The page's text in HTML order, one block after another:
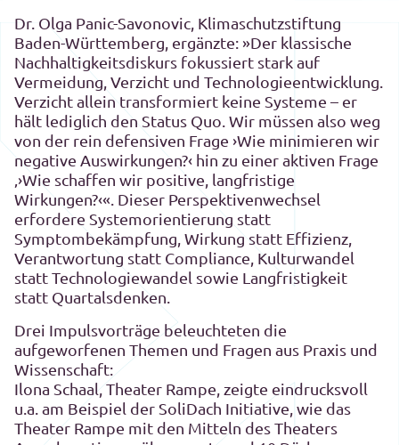
Dr. Olga Panic-Savonovic, Klimaschutzstiftung
Baden-Württemberg, ergänzte: »Der klassische
Nachhaltigkeitsdiskurs fokussiert stark auf
Vermeidung, Verzicht und Technologieentwicklung.
Verzicht allein transformiert keine Systeme – er
hält lediglich den Status Quo. Wir müssen also weg
von der rein defensiven Frage ›Wie minimieren wir
negative Auswirkungen?‹ hin zu einer aktiven Frage
‚›Wie schaffen wir positive, langfristige
Wirkungen?‹«. Dieser Perspektivenwechsel
erfordere Systemorientierung statt
Symptombekämpfung, Wirkung statt Effizienz,
Verantwortung statt Compliance, Kulturwandel
statt Technologiewandel sowie Langfristigkeit
statt Quartalsdenken.
Drei Impulsvorträge beleuchteten die
aufgeworfenen Themen und Fragen aus Praxis und
Wissenschaft:
Ilona Schaal, Theater Rampe, zeigte eindrucksvoll
u.a. am Beispiel der SoliDach Initiative, wie das
Theater Rampe mit den Mitteln des Theaters